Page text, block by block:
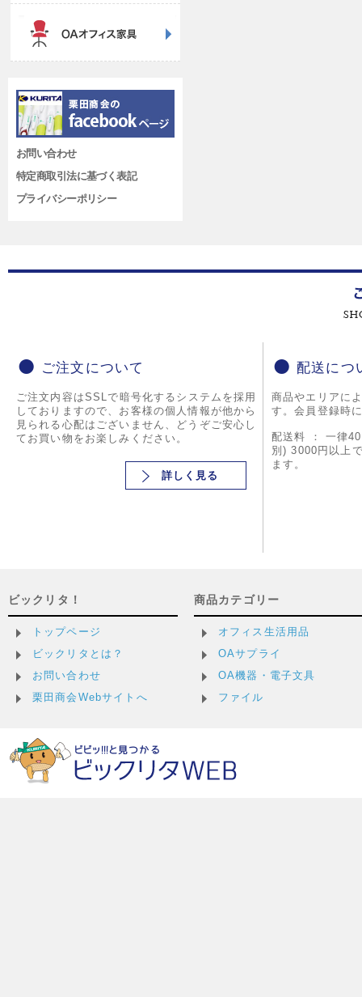
お問い合わせ
特定商取引法に基づく表記
プライバシーポリシー
ご注文について
ご注文内容はSSLで暗号化するシステムを採用
しておりますので、お客様の個人情報が他から
見られる心配はございません、どうぞご安心し
てお買い物をお楽しみください。
詳しく見る
配送につ
商品やエリアに
す。会員登録時
配送料 ： 一律
別) 3000円以上
ます。
ビックリタ！
トップページ
ビックリタとは？
お問い合わせ
栗田商会Webサイトへ
商品カテゴリー
オフィス生活用品
OAサプライ
OA機器・電子文具
ファイル